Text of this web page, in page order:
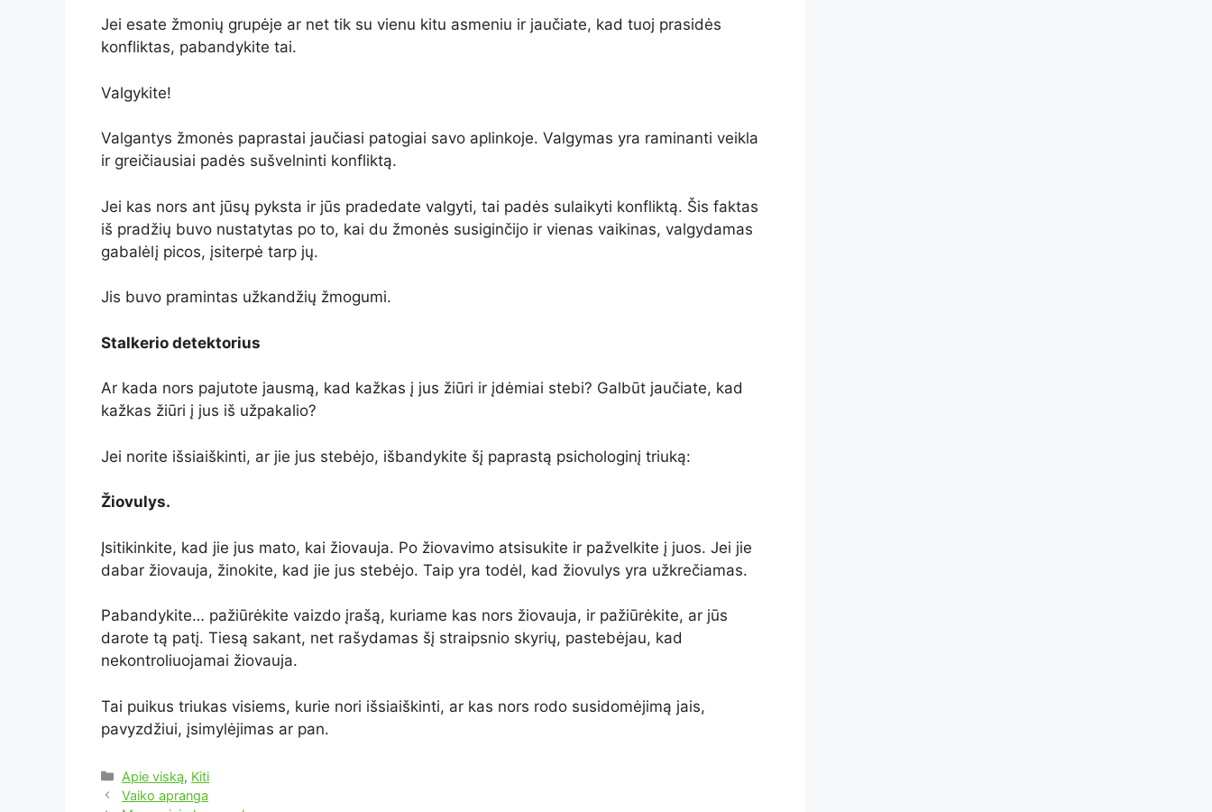
Jei esate žmonių grupėje ar net tik su vienu kitu asmeniu ir jaučiate, kad tuoj prasidės
konfliktas, pabandykite tai.
Valgykite!
Valgantys žmonės paprastai jaučiasi patogiai savo aplinkoje. Valgymas yra raminanti veikla
ir greičiausiai padės sušvelninti konfliktą.
Jei kas nors ant jūsų pyksta ir jūs pradedate valgyti, tai padės sulaikyti konfliktą. Šis faktas
iš pradžių buvo nustatytas po to, kai du žmonės susiginčijo ir vienas vaikinas, valgydamas
gabalėlį picos, įsiterpė tarp jų.
Jis buvo pramintas užkandžių žmogumi.
Stalkerio detektorius
Ar kada nors pajutote jausmą, kad kažkas į jus žiūri ir įdėmiai stebi? Galbūt jaučiate, kad
kažkas žiūri į jus iš užpakalio?
Jei norite išsiaiškinti, ar jie jus stebėjo, išbandykite šį paprastą psichologinį triuką:
Žiovulys.
Įsitikinkite, kad jie jus mato, kai žiovauja. Po žiovavimo atsisukite ir pažvelkite į juos. Jei jie
dabar žiovauja, žinokite, kad jie jus stebėjo. Taip yra todėl, kad žiovulys yra užkrečiamas.
Pabandykite… pažiūrėkite vaizdo įrašą, kuriame kas nors žiovauja, ir pažiūrėkite, ar jūs
darote tą patį. Tiesą sakant, net rašydamas šį straipsnio skyrių, pastebėjau, kad
nekontroliuojamai žiovauja.
Tai puikus triukas visiems, kurie nori išsiaiškinti, ar kas nors rodo susidomėjimą jais,
pavyzdžiui, įsimylėjimas ar pan.
Kategorijos
Apie viską, Kiti
Vaiko apranga